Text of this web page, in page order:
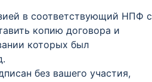
в соответствующий НПФ с
копию договора и
которых был
без вашего участия,